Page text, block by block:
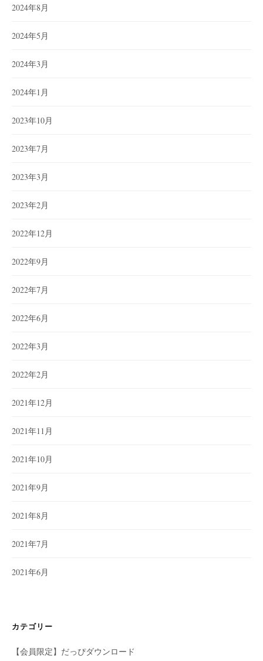
2024年8月
2024年5月
2024年3月
2024年1月
2023年10月
2023年7月
2023年3月
2023年2月
2022年12月
2022年9月
2022年7月
2022年6月
2022年3月
2022年2月
2021年12月
2021年11月
2021年10月
2021年9月
2021年8月
2021年7月
2021年6月
カテゴリー
【会員限定】だっぴダウンロード